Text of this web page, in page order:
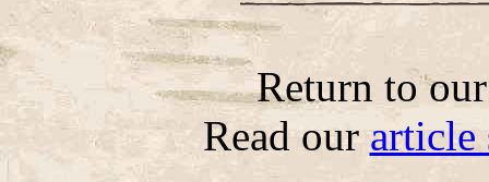
Return to
Read our article